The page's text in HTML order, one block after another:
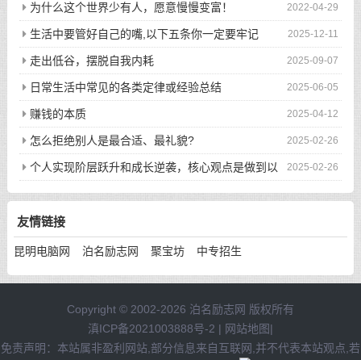
2022-04-29
为什么这个世界少有人，愿意慢慢变富！
2025-12-11
生活中要管好自己的嘴,以下五条你一定要牢记
2025-09-07
走出低谷，摆脱自我内耗
2025-06-05
日常生活中常见的各类定律或经验总结
2025-04-12
赚钱的本质
2025-02-26
怎么拒绝别人是最合适、最礼貌?
2025-02-26
个人实现阶层跃升和成长逆袭，核心观点是做到以
下八件事
友情链接
昆明电脑网 泊名励志网 聚宝坊 中专招生
Copyright © 2002-2026 泊名励志网 版权所有
滇ICP备2021003888号-2 | 网站地图|
免责声明：本站属非盈利网站,部分信息来自互联网,并不代表本站观点,若